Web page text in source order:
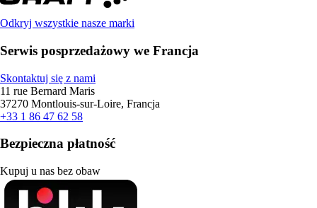
Odkryj wszystkie nasze marki
Serwis posprzedażowy we Francja
Skontaktuj się z nami
11 rue Bernard Maris
37270 Montlouis-sur-Loire, Francja
+33 1 86 47 62 58
Bezpieczna płatność
Kupuj u nas bez obaw